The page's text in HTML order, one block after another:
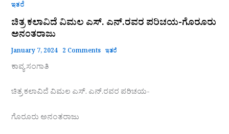
ಇತರೆ
ಚಿತ್ರ ಕಲಾವಿದೆ ವಿಮಲ ಎಸ್. ಎನ್.ರವರ ಪರಿಚಯ-ಗೊರೂರು
ಅನಂತರಾಜು
January 7, 2024 2 Comments ಇತರೆ
ಕಾವ್ಯ ಸಂಗಾತಿ
ಚಿತ್ರ ಕಲಾವಿದೆ ವಿಮಲ ಎಸ್. ಎನ್.ರವರ ಪರಿಚಯ-
ಗೊರೂರು ಅನಂತರಾಜು